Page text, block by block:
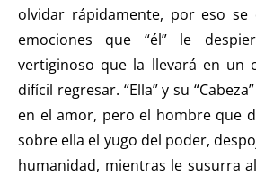
olvidar rápidamente, por eso
emociones que “él” le
vertiginoso que la llevará en un
difícil regresar. “Ella” y su
en el amor, pero el hombre que
sobre ella el yugo del poder,
humanidad, mientras le susurra